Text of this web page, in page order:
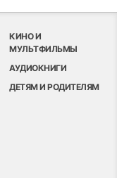
КИНО И
МУЛЬТФИЛЬМЫ
АУДИОКНИГИ
ДЕТЯМ И РОДИТЕЛЯМ